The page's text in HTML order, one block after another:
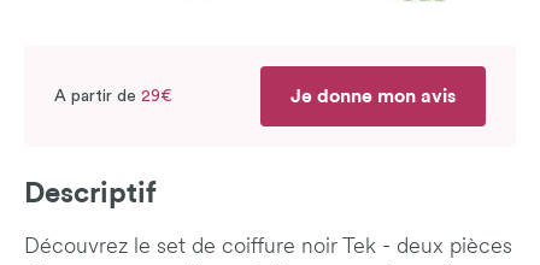
A partir de 29€ Je donne mon avis
Descriptif
Découvrez le set de coiffure noir Tek - deux pièces